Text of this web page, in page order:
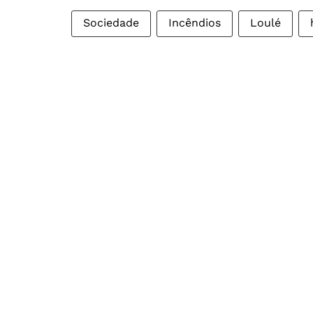
Sociedade Incêndios Loulé